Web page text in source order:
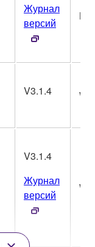
Журнал
версий
V3.1.4
V3.1.4
Журнал
версий